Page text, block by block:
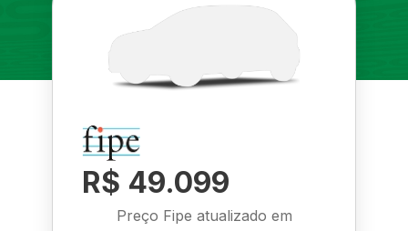
R$ 49.099
Preço Fipe atualizado em